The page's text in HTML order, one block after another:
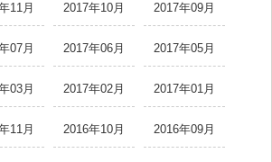
11月 2017年10月 2017年09月
07月 2017年06月 2017年05月
03月 2017年02月 2017年01月
11月 2016年10月 2016年09月